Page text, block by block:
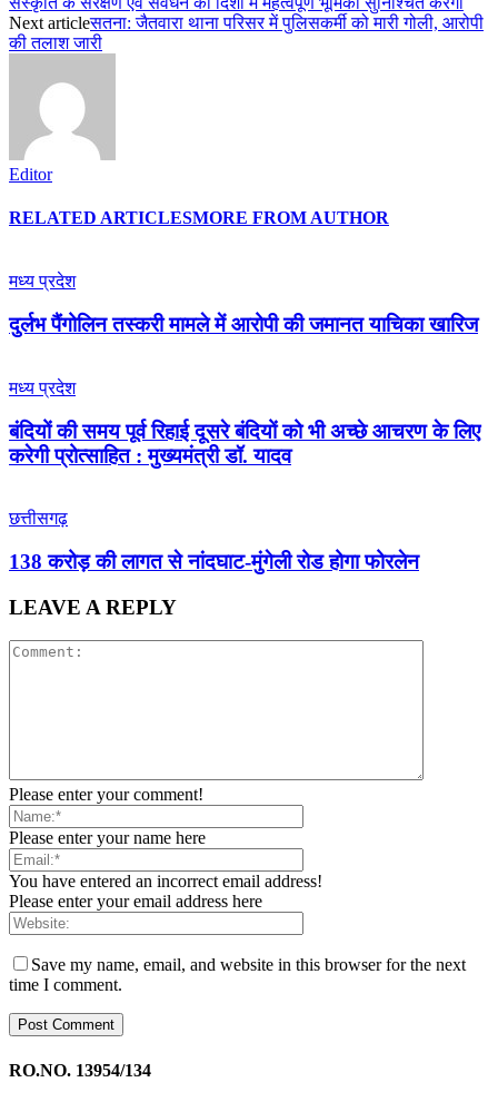
Next articleसतना: जैतवारा थाना परिसर में पुलिसकर्मी को मारी गोली, आरोपी
की तलाश जारी
Editor
RELATED ARTICLESMORE FROM AUTHOR
मध्य प्रदेश
दुर्लभ पैंगोलिन तस्करी मामले में आरोपी की जमानत याचिका खारिज
मध्य प्रदेश
बंदियों की समय पूर्व रिहाई दूसरे बंदियों को भी अच्छे आचरण के लिए
करेगी प्रोत्साहित : मुख्यमंत्री डॉ. यादव
छत्तीसगढ़
138 करोड़ की लागत से नांदघाट-मुंगेली रोड होगा फोरलेन
LEAVE A REPLY
Please enter your comment!
Please enter your name here
You have entered an incorrect email address!
Please enter your email address here
Save my name, email, and website in this browser for the next
time I comment.
RO.NO. 13954/134